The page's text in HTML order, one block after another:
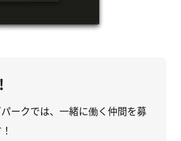
ークでは、一緒に働く仲間を募